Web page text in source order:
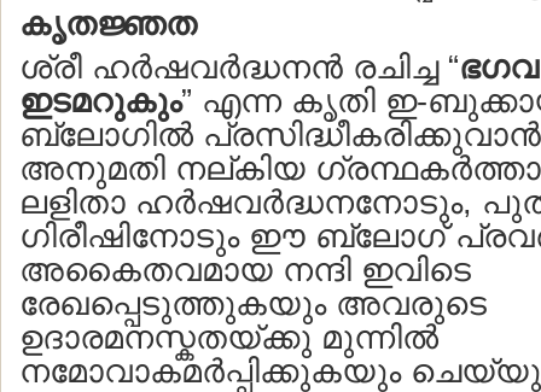
കൃതജ്ഞത
ശ്രീ ഹര്‍ഷവര്‍ദ്ധനന്‍ രചിച്ച “
ഇടമറുകും” എന്ന കൃതി ഇ-
ബ്ലോഗില്‍
അനുമതി നല്കിയ
ലളിതാ ഹര്‍ഷവര്‍ദ്ധനനോടും,
ഗിരീഷിനോടും ഈ ബ്ലോഗ്
അകൈതവമായ നന്ദി ഇവിടെ
രേഖപ്പെടുത്തുകയും അവരുടെ
ഉദാരമനസ്കതയ്ക്കു മുന്നില്‍
നമോവാകമര്‍പ്പിക്കുകയും